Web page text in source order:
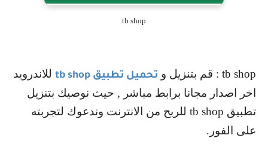
tb shop
tb shop : قم بتنزيل و تحميل تطبيق tb shop للاندرويد
اخر اصدار مجانا برابط مباشر , حيث نوصيك بتنزيل
تطبيق tb shop للربح من الانترنت وندعوك لتجربته
على الفور.